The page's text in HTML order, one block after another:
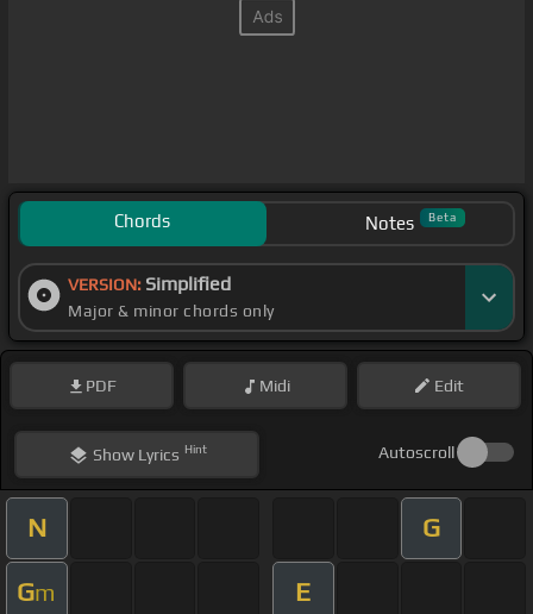
Chords Notes Beta
VERSION: Simplified
Major & minor chords only
PDF Midi Edit
ShowLyrics Hint Autoscroll
N G
Gm E